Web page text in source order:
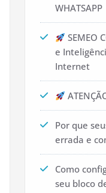
WHATSAPP
SEMEO
e
Internet
Por que
errada e
Como
seu bloco